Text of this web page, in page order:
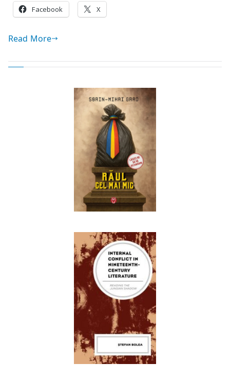
Facebook X
Read More